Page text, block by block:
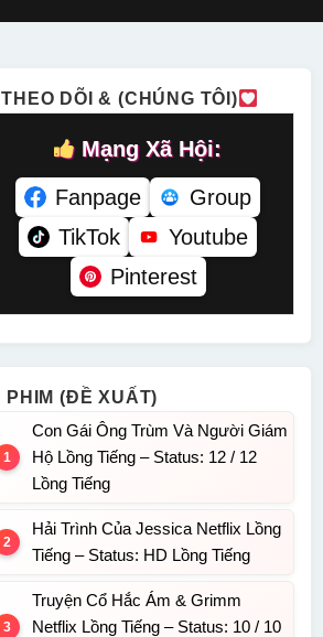
THEO DÕI & (CHÚNG TÔI)
Mạng Xã Hội:
Fanpage
Group
TikTok
Youtube
Pinterest
PHIM (ĐỀ XUẤT)
Con Gái Ông Trùm Và Người Giám
Hộ Lồng Tiếng – Status: 12 / 12
Lồng Tiếng
Hải Trình Của Jessica Netflix Lồng
Tiếng – Status: HD Lồng Tiếng
Truyện Cổ Hắc Ám & Grimm
Netflix Lồng Tiếng – Status: 10 / 10